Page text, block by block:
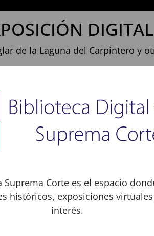
DIGITAL
de la Laguna del Carpintero y
Suprema Corte es el espacio
históricos, exposiciones
interés.